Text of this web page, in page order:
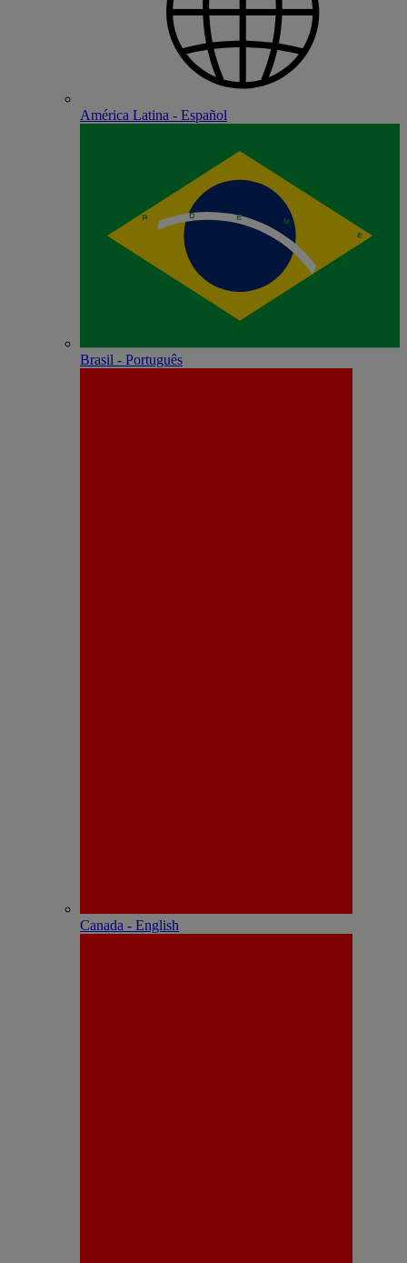
América Latina - Español
Brasil - Português
Canada - English